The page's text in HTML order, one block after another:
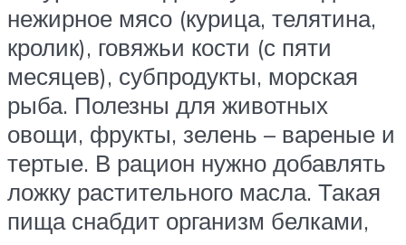
нежирное мясо (курица, телятина,
кролик), говяжьи кости (с пяти
месяцев), субпродукты, морская
рыба. Полезны для животных
овощи, фрукты, зелень – вареные и
тертые. В рацион нужно добавлять
ложку растительного масла. Такая
пища снабдит организм белками,